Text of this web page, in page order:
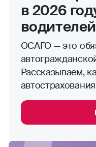
в 2026
водителей
ОСАГО — это
Рассказываем,